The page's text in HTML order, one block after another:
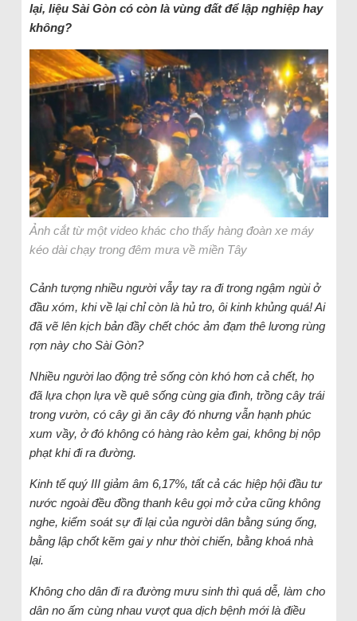
lại, liệu Sài Gòn có còn là vùng đất để lập nghiệp hay
không?
Ảnh cắt từ một video khác cho thấy hàng đoàn xe máy
kéo dài chạy trong đêm mưa về miền Tây
Cảnh tượng nhiều người vẫy tay ra đi trong ngậm ngùi ở
đầu xóm, khi về lại chỉ còn là hủ tro, ôi kinh khủng quá! Ai
đã vẽ lên kịch bản đầy chết chóc ảm đạm thê lương rùng
rợn này cho Sài Gòn?
Nhiều người lao động trẻ sống còn khó hơn cả chết, họ
đã lựa chọn lựa về quê sống cùng gia đình, trồng cây trái
trong vườn, có cây gì ăn cây đó nhưng vẫn hạnh phúc
xum vầy, ở đó không có hàng rào kẻm gai, không bị nộp
phạt khi đi ra đường.
Kinh tế quý III giảm âm 6,17%, tất cả các hiệp hội đầu tư
nước ngoài đều đồng thanh kêu gọi mở cửa cũng không
nghe, kiểm soát sự đi lại của người dân bằng súng ống,
bằng lập chốt kẽm gai y như thời chiến, bằng khoá nhà
lại.
Không cho dân đi ra đường mưu sinh thì quá dễ, làm cho
dân no ấm cùng nhau vượt qua dịch bệnh mới là điều